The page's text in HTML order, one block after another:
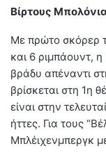
Βίρτους
Με πρώτο σκόρερ
και 6 ριμπάουντ,
βράδυ απέναντι
βρίσκεται στη 1η
είναι στην
ήττες. Για τους
Μπλέιχενμπεργκ